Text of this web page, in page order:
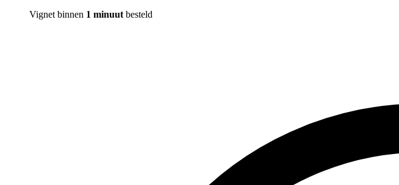
Vignet binnen 1 minuut besteld